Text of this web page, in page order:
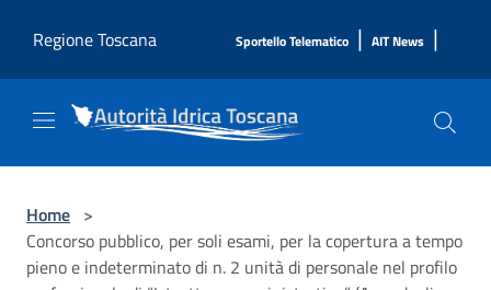
Regione Toscana
Sportello Telematico | AIT News |
Home >
Concorso pubblico, per soli esami, per la copertura a tempo
pieno e indeterminato di n. 2 unità di personale nel profilo